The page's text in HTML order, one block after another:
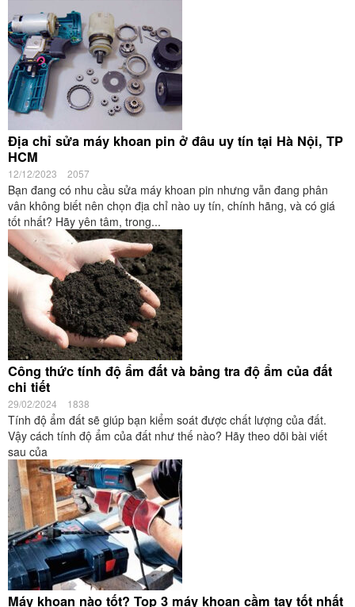
Địa chỉ sửa máy khoan pin ở đâu uy tín tại Hà Nội, TP
HCM
12/12/2023 2057
Bạn đang có nhu cầu sửa máy khoan pin nhưng vẫn đang phân
vân không biết nên chọn địa chỉ nào uy tín, chính hãng, và có giá
tốt nhất? Hãy yên tâm, trong...
Công thức tính độ ẩm đất và bảng tra độ ẩm của đất
chi tiết
29/02/2024 1838
Tính độ ẩm đất sẽ giúp bạn kiểm soát được chất lượng của đất.
Vậy cách tính độ ẩm của đất như thế nào? Hãy theo dõi bài viết
sau của
Máy khoan nào tốt? Top 3 máy khoan cầm tay tốt nhất